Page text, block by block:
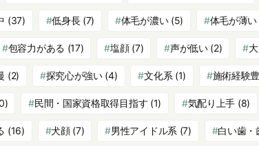
(37) 低身長(7) 体毛が濃い(5) 体毛が薄い
包容力がある (17) 塩顔(7) 声が低い(2)
(2) 探究心が強い(4) 文化系 (1) 施術経験
民間・国家資格取得目指す (1) 気配り上手 (8)
(16) 犬顔(7) 男性アイドル系 (7) 白い歯・